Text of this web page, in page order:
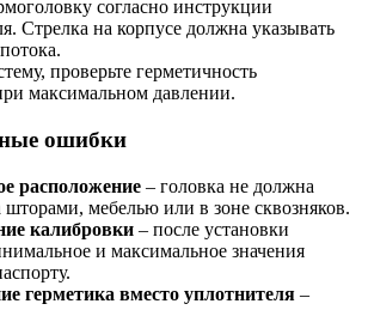
согласно инструкции
Стрелка на корпусе должна указывать
проверьте герметичность
максимальном давлении.
ошибки
расположение – головка не должна
шторами, мебелью или в зоне сквозняков.
калибровки – после установки
и максимальное значения
герметика вместо уплотнителя –